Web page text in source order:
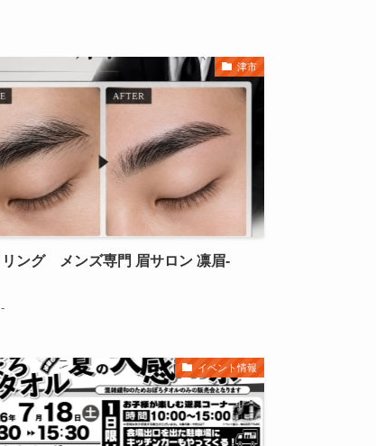
津市
リング メンズ専門 眉サロン 凛眉-
イベント情報